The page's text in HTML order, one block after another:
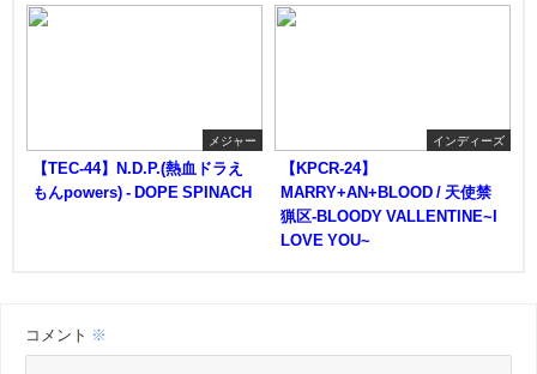
メジャー
【TEC-44】N.D.P.(熱血ドラえ
もんpowers) - DOPE SPINACH
インディーズ
【KPCR-24】
MARRY+AN+BLOOD / 天使禁
猟区-BLOODY VALLENTINE~I
LOVE YOU~
コメント ※